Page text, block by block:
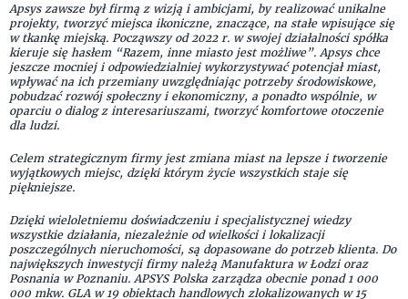
Apsys zawsze był firmą z wizją i ambicjami, by realizować unikalne
projekty, tworzyć miejsca ikoniczne, znaczące, na stałe wpisujące się
w tkankę miejską. Począwszy od 2022 r. w swojej działalności spółka
kieruje się hasłem “Razem, inne miasto jest możliwe”. Apsys chce
jeszcze mocniej i odpowiedzialniej wykorzystywać potencjał miast,
wpływać na ich przemiany uwzględniając potrzeby środowiskowe,
pobudzać rozwój społeczny i ekonomiczny, a ponadto wspólnie, w
oparciu o dialog z interesariuszami, tworzyć komfortowe otoczenie
dla ludzi.
Celem strategicznym firmy jest zmiana miast na lepsze i tworzenie
wyjątkowych miejsc, dzięki którym życie wszystkich staje się
piękniejsze.
Dzięki wieloletniemu doświadczeniu i specjalistycznej wiedzy
wszystkie działania, niezależnie od wielkości i lokalizacji
poszczególnych nieruchomości, są dopasowane do potrzeb klienta. Do
największych inwestycji firmy należą Manufaktura w Łodzi oraz
Posnania w Poznaniu. APSYS Polska zarządza obecnie ponad 1 000
000 mkw. GLA w 19 obiektach handlowych zlokalizowanych w 15